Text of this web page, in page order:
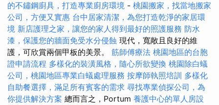
的不鏽鋼廚具，打造專業廚房環境 - 桃園搬家，找當地搬家
公司，方便又實惠 台中居家清潔，為您打造乾淨的家居環
境 新店護理之家，讓您的家人得到最好的照護服務 防水
漆，保護您的牆面免受水分侵蝕 現代，寬敞且良好的維
護，可欣賞兩個甲板的美景。 筋師傅療法 桃園地區的台胞
證申請流程 多樣化的裝潢風格，隨心所欲變換 桃園除白蟻
公司，桃園地區專業白蟻處理服務 按摩師執照培訓 多樣化
自助餐選擇，滿足所有賓客的需求 尋找專業偵探公司，為
你提供解決方案 總而言之，Portum 養護中心的單人房設